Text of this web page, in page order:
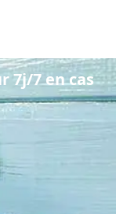
7j/7 en cas